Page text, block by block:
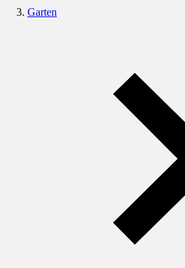
Garten